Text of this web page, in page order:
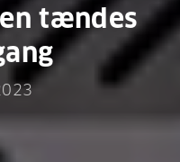
tændes